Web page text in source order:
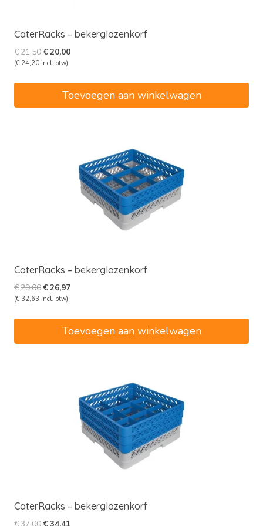
CaterRacks – bekerglazenkorf
€21,50Oorspronkelijke
prijs
€21,50.
€20,00Huidige
(€ 24,20 incl. btw)
Toevoegen aan winkelwagen
CaterRacks – bekerglazenkorf
€29,00Oorspronkelijke
prijs
€29,00.
€26,97Huidige
(€ 32,63 incl. btw)
Toevoegen aan winkelwagen
CaterRacks – bekerglazenkorf
€37,00Oorspronkelijke
€34,41